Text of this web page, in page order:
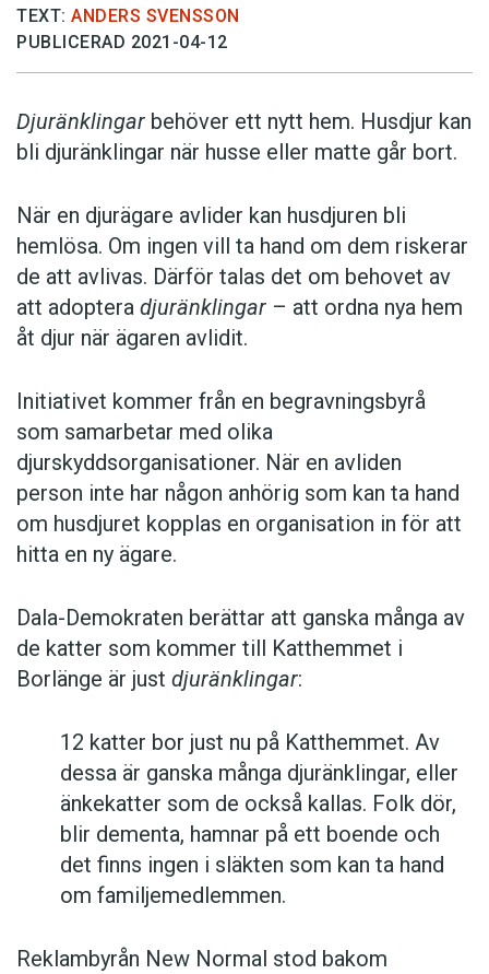
TEXT: ANDERS SVENSSON
PUBLICERAD 2021-04-12
Djuränklingar behöver ett nytt hem. Husdjur kan
bli djuränklingar när husse eller matte går bort.
När en djurägare avlider kan husdjuren bli
hemlösa. Om ingen vill ta hand om dem riskerar
de att avlivas. Därför talas det om behovet av
att adoptera djuränklingar – att ordna nya hem
åt djur när ägaren avlidit.
Initiativet kommer från en begravningsbyrå
som samarbetar med olika
djurskyddsorganisationer. När en avliden
person inte har någon anhörig som kan ta hand
om husdjuret kopplas en organisation in för att
hitta en ny ägare.
Dala-Demokraten berättar att ganska många av
de katter som kommer till Katthemmet i
Borlänge är just djuränklingar:
12 katter bor just nu på Katthemmet. Av
dessa är ganska många djuränklingar, eller
änkekatter som de också kallas. Folk dör,
blir dementa, hamnar på ett boende och
det finns ingen i släkten som kan ta hand
om familjemedlemmen.
Reklambyrån New Normal stod bakom